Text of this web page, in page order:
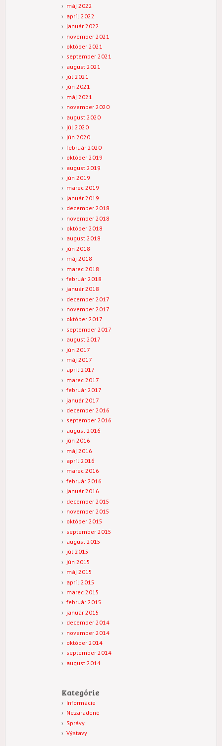
máj 2022
apríl 2022
január 2022
november 2021
október 2021
september 2021
august 2021
júl 2021
jún 2021
máj 2021
november 2020
august 2020
júl 2020
jún 2020
február 2020
október 2019
august 2019
jún 2019
marec 2019
január 2019
december 2018
november 2018
október 2018
august 2018
jún 2018
máj 2018
marec 2018
február 2018
január 2018
december 2017
november 2017
október 2017
september 2017
august 2017
jún 2017
máj 2017
apríl 2017
marec 2017
február 2017
január 2017
december 2016
september 2016
august 2016
jún 2016
máj 2016
apríl 2016
marec 2016
február 2016
január 2016
december 2015
november 2015
október 2015
september 2015
august 2015
júl 2015
jún 2015
máj 2015
apríl 2015
marec 2015
február 2015
január 2015
december 2014
november 2014
október 2014
september 2014
august 2014
Kategórie
Informácie
Nezaradené
Správy
Výstavy